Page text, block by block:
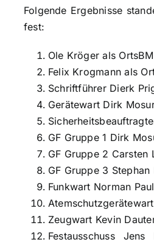
Folgende Ergebnisse
fest:
Ole Kröger als OrtsBM
Felix Krogmann als
Schriftführer Dierk
Gerätewart Dirk
GF Gruppe 1 Dirk
GF Gruppe 2 Carsten
GF Gruppe 3 Stephan
Funkwart Norman
Zeugwart Kevin
Festausschuss